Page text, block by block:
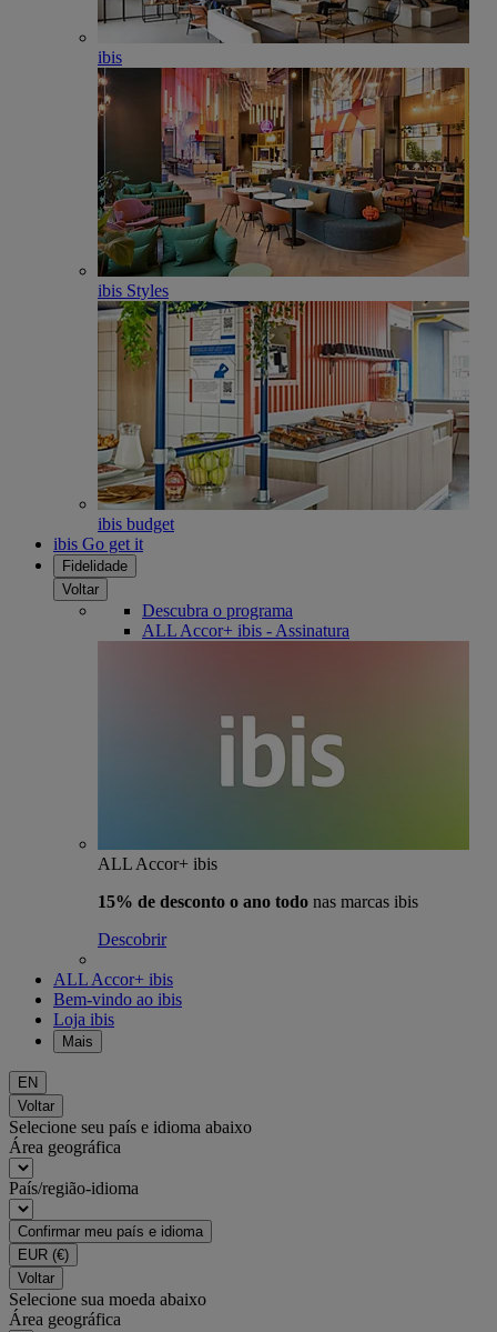
ibis
ibis Styles
ibis budget
ibis Go get it
Fidelidade
Voltar
Descubra o programa
ALL Accor+ ibis - Assinatura
ALL Accor+ ibis
15% de desconto o ano todo nas marcas ibis
Descobrir
ALL Accor+ ibis
Bem-vindo ao ibis
Loja ibis
Mais
EN
Voltar
Selecione seu país e idioma abaixo
Área geográfica
País/região-idioma
Confirmar meu país e idioma
EUR (€)
Voltar
Selecione sua moeda abaixo
Área geográfica